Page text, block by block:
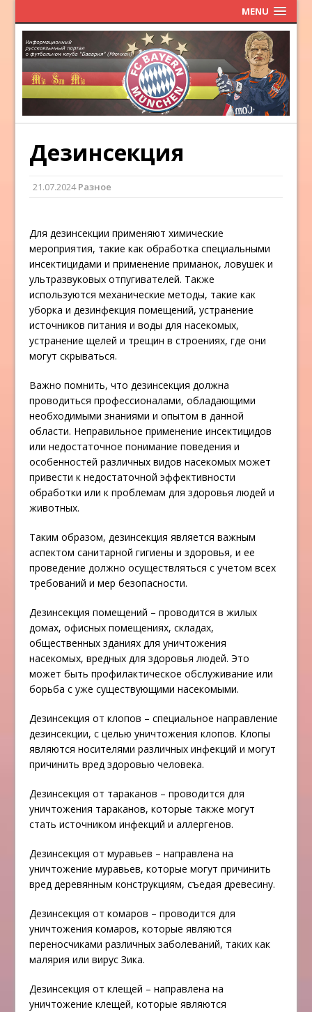
MENU
Дезинсекция
21.07.2024Разное
Для дезинсекции применяют химические
мероприятия, такие как обработка специальными
инсектицидами и применение приманок, ловушек и
ультразвуковых отпугивателей. Также
используются механические методы, такие как
уборка и дезинфекция помещений, устранение
источников питания и воды для насекомых,
устранение щелей и трещин в строениях, где они
могут скрываться.
Важно помнить, что дезинсекция должна
проводиться профессионалами, обладающими
необходимыми знаниями и опытом в данной
области. Неправильное применение инсектицидов
или недостаточное понимание поведения и
особенностей различных видов насекомых может
привести к недостаточной эффективности
обработки или к проблемам для здоровья людей и
животных.
Таким образом, дезинсекция является важным
аспектом санитарной гигиены и здоровья, и ее
проведение должно осуществляться с учетом всех
требований и мер безопасности.
Дезинсекция помещений – проводится в жилых
домах, офисных помещениях, складах,
общественных зданиях для уничтожения
насекомых, вредных для здоровья людей. Это
может быть профилактическое обслуживание или
борьба с уже существующими насекомыми.
Дезинсекция от клопов – специальное направление
дезинсекции, с целью уничтожения клопов. Клопы
являются носителями различных инфекций и могут
причинить вред здоровью человека.
Дезинсекция от тараканов – проводится для
уничтожения тараканов, которые также могут
стать источником инфекций и аллергенов.
Дезинсекция от муравьев – направлена на
уничтожение муравьев, которые могут причинить
вред деревянным конструкциям, съедая древесину.
Дезинсекция от комаров – проводится для
уничтожения комаров, которые являются
переносчиками различных заболеваний, таких как
малярия или вирус Зика.
Дезинсекция от клещей – направлена на
уничтожение клещей, которые являются